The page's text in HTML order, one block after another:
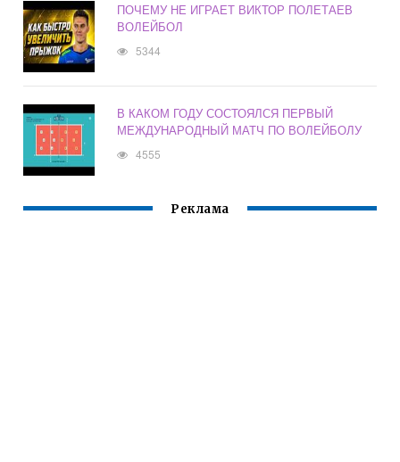
ПОЧЕМУ НЕ ИГРАЕТ ВИКТОР ПОЛЕТАЕВ
ВОЛЕЙБОЛ
5344
В КАКОМ ГОДУ СОСТОЯЛСЯ ПЕРВЫЙ
МЕЖДУНАРОДНЫЙ МАТЧ ПО ВОЛЕЙБОЛУ
4555
Реклама